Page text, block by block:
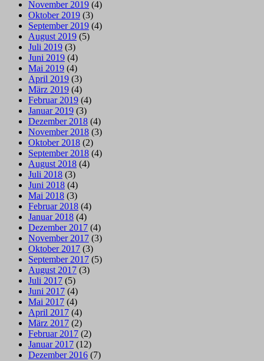
November 2019 (4)
Oktober 2019 (3)
September 2019 (4)
August 2019 (5)
Juli 2019 (3)
Juni 2019 (4)
Mai 2019 (4)
April 2019 (3)
März 2019 (4)
Februar 2019 (4)
Januar 2019 (3)
Dezember 2018 (4)
November 2018 (3)
Oktober 2018 (2)
September 2018 (4)
August 2018 (4)
Juli 2018 (3)
Juni 2018 (4)
Mai 2018 (3)
Februar 2018 (4)
Januar 2018 (4)
Dezember 2017 (4)
November 2017 (3)
Oktober 2017 (3)
September 2017 (5)
August 2017 (3)
Juli 2017 (5)
Juni 2017 (4)
Mai 2017 (4)
April 2017 (4)
März 2017 (2)
Februar 2017 (2)
Januar 2017 (12)
Dezember 2016 (7)